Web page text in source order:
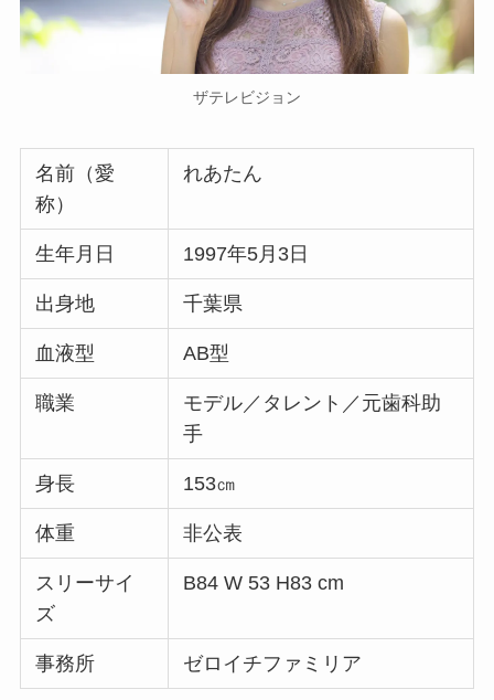
ザテレビジョン
名前（愛
称）
れあたん
生年月日 1997年5月3日
出身地 千葉県
血液型 AB型
職業
モデル／タレント／元歯科助
手
身長 153㎝
体重 非公表
スリーサイ
ズ
B84 W 53 H83 cm
事務所 ゼロイチファミリア